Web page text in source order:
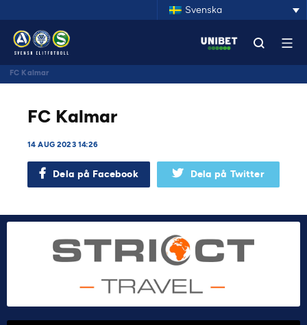
Svenska
FC Kalmar
FC Kalmar
14 AUG 2023 14:26
Dela på Facebook Dela på Twitter